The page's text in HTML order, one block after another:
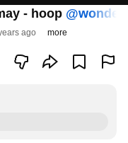
- hoop
ago more